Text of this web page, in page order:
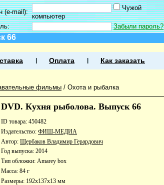
(e-mail):
Чужой
компьютер
Забыли пароль?
66
Оплата Как заказать
фильмы / Охота и рыбалка
DVD. Кухня рыболова. Выпуск 66
ID товара: 450482
Издательство: ФИШ-МЕДИА
Автор: Щербаков Владимир Герардович
Год выпуска: 2014
Тип обложки: Amarey box
Масса: 84 г
Размеры: 192x137x13 мм